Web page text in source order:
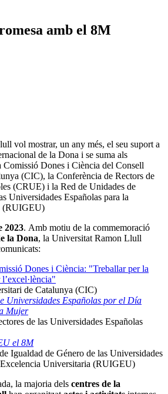
amb el 8M
vol mostrar, un any més, el seu suport a
de la Dona i se suma als
Comissió Dones i Ciència del Consell
(CIC), la Conferència de Rectors de
(CRUE) i la Red de Unidades de
Universidades Españolas para la
(RUIGEU)
2023. Amb motiu de la commemoració
la Dona, la Universitat Ramon Llull
Dones i Ciència: "Treballar per la
de Catalunya (CIC)
Universidades Españolas por el Día
Mujer
de las Universidades Españolas
el 8M
Igualdad de Género de las Universidades
Excelencia Universitaria (RUIGEU)
la majoria dels centres de la